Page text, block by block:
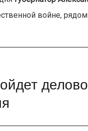
войне,